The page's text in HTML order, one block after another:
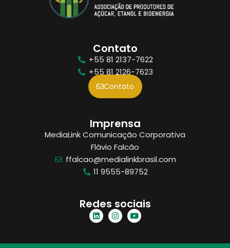
Contato
+55 81 2137-7622
+55 81 2126-7623
Contato
Imprensa
MediaLink Comunicação Corporativa
Flávio Falcão
ffalcao@medialinkbrasil.com
11 9555-89752
Redes sociais